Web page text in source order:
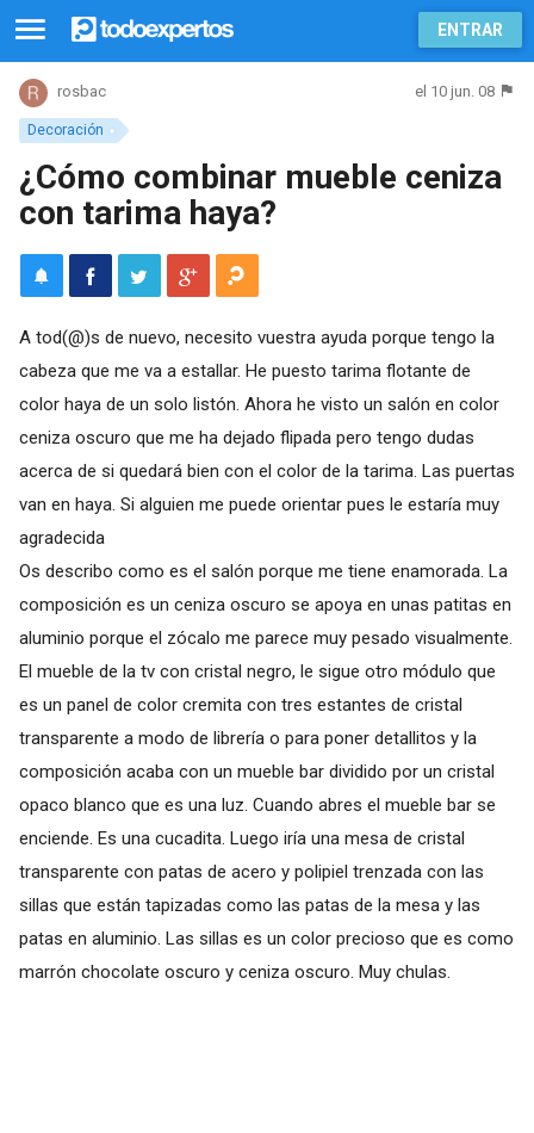
ENTRAR
Decoración
rosbac el 10 jun. 08
¿Cómo combinar mueble ceniza
con tarima haya?
A tod(@)s de nuevo, necesito vuestra ayuda porque tengo la
cabeza que me va a estallar. He puesto tarima flotante de
color haya de un solo listón. Ahora he visto un salón en color
ceniza oscuro que me ha dejado flipada pero tengo dudas
acerca de si quedará bien con el color de la tarima. Las puertas
van en haya. Si alguien me puede orientar pues le estaría muy
agradecida
Os describo como es el salón porque me tiene enamorada. La
composición es un ceniza oscuro se apoya en unas patitas en
aluminio porque el zócalo me parece muy pesado visualmente.
El mueble de la tv con cristal negro, le sigue otro módulo que
es un panel de color cremita con tres estantes de cristal
transparente a modo de librería o para poner detallitos y la
composición acaba con un mueble bar dividido por un cristal
opaco blanco que es una luz. Cuando abres el mueble bar se
enciende. Es una cucadita. Luego iría una mesa de cristal
transparente con patas de acero y polipiel trenzada con las
sillas que están tapizadas como las patas de la mesa y las
patas en aluminio. Las sillas es un color precioso que es como
marrón chocolate oscuro y ceniza oscuro. Muy chulas.